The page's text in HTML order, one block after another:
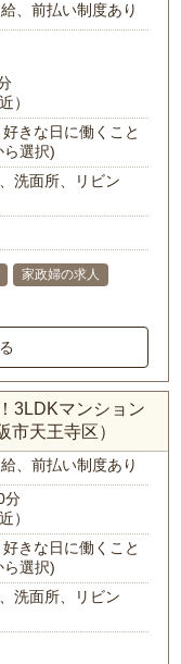
、前払い制度あり
）
きな日に働くこと
ら選択)
洗面所、リビン
家政婦の求人
3LDKマンション
市天王寺区）
、前払い制度あり
分
）
きな日に働くこと
ら選択)
洗面所、リビン